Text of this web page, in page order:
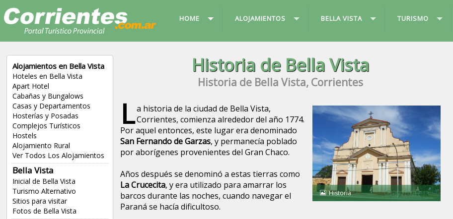
HOME ALOJAMIENTOS BELLA VISTA TURISMO
Alojamientos en Bella Vista
Hoteles en Bella Vista
Apart Hotel
Cabañas y Bungalows
Casas y Departamentos
Hosterías y Posadas
Complejos Turísticos
Hostels
Alojamiento Rural
Ver Todos Los Alojamientos
Bella Vista
Inicial de Bella Vista
Turismo Alternativo
Sitios para visitar
Fotos de Bella Vista
Historia de Bella Vista
Historia de Bella Vista, Corrientes
Historia
La historia de la ciudad de Bella Vista,
Corrientes, comienza alrededor del año 1774.
Por aquel entonces, este lugar era denominado
San Fernando de Garzas, y permanecía poblado
por aborígenes provenientes del Gran Chaco.
Años después se denominó a estas tierras como
La Crucecita, y era utilizado para amarrar los
barcos durante las noches, cuando navegar el
Paraná se hacía dificultoso.